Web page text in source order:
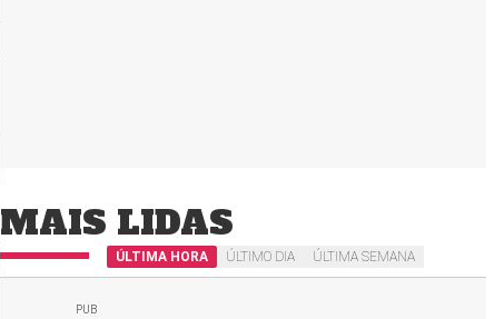
MAIS LIDAS
ÚLTIMA HORA ÚLTIMO DIA ÚLTIMA SEMANA